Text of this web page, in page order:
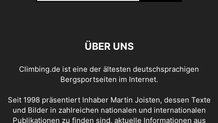
ÜBER UNS
Climbing.de ist eine der ältesten deutschsprachigen
Bergsportseiten im Internet.
Seit 1998 präsentiert Inhaber Martin Joisten, dessen Texte
und Bilder in zahlreichen nationalen und internationalen
Publikationen zu finden sind, aktuelle Informationen aus